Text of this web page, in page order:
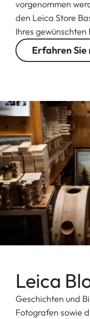
vorgenommen
den Leica Store
Ihres
Erfahren Sie
Leica
Geschichten und
Fotografen sowie